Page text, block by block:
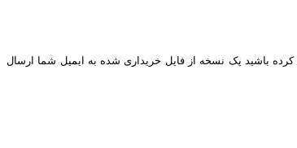
کرده باشید یک نسخه از فایل خریداری شده به ایمیل شما ارسال